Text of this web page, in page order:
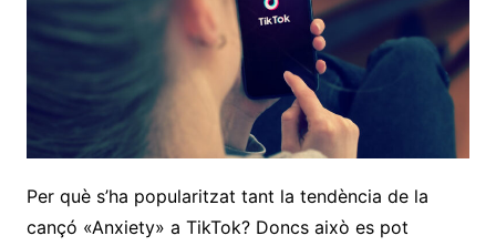
Per què s’ha popularitzat tant la tendència de la
cançó «Anxiety» a TikTok? Doncs això es pot